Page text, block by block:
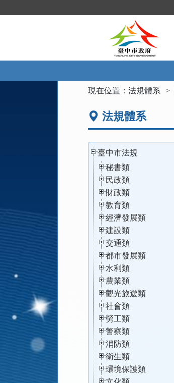
到
現在位置：法規體系
法規體系
臺中市法規
秘書類
民政類
財政類
教育類
經濟發展類
建設類
交通類
都市發展類
水利類
農業類
觀光旅遊類
社會類
勞工類
警察類
消防類
衛生類
環境保護類